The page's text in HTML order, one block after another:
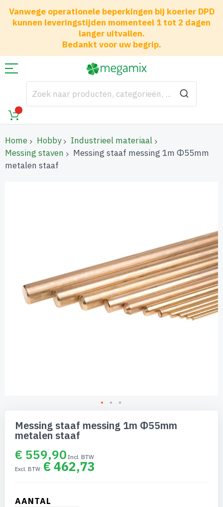
Vanwege operationele beperkingen bij koerier DPD
kunnen leveringstijden momenteel 1 tot 2 dagen
langer uitvallen.
Bedankt voor uw begrip.
Home Hobby
Industrieel materiaal
Messing staven
Messing staaf messing 1m Φ55mm
metalen staaf
naar
begin
afbeeldingen-
gallerij
Messing staaf messing 1m Φ55mm
metalen staaf
€ 559,90
€ 462,73
AANTAL